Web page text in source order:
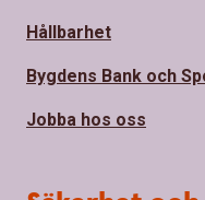
Hållbarhet
Bygdens Bank och
Jobba hos oss